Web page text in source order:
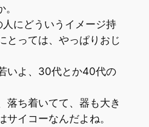
にどういうイメージ持
とっては、やっぱりおじ
いよ、30代とか40代の
落ち着いてて、器も大き
サイコーなんだよね。